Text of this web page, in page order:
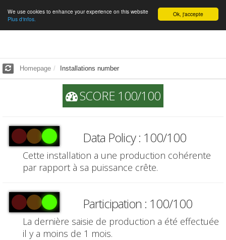
English Ok, j'accepte
We use cookies to enhance your experience on this website
Plus d'infos.
Homepage Installations number
SCORE 100/100
Data Policy : 100/100
Cette installation a une production cohérente
par rapport à sa puissance crête.
Participation : 100/100
La dernière saisie de production a été effectuée
il y a moins de 1 mois.